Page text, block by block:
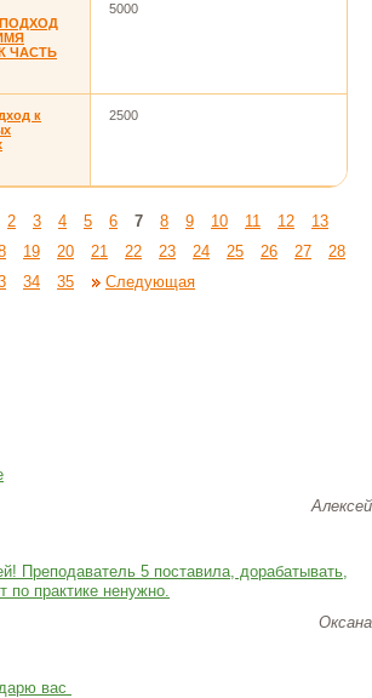
ЧАСТЬ
5000
к
2500
2 3 4 5 6 7 8 9 10 11 12
13
19 20 21 22 23 24 25 26 27
28
34 35 Следующая
Алексей
Преподаватель 5 поставила, дорабатывать,
по практике ненужно.
Оксана
вас